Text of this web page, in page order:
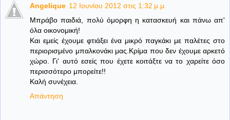
Angelique 12 Ιουνίου 2012 στις 1:32 μ.μ.
Μπράβο παιδιά, πολύ όμορφη η κατασκευή και πάνω απ'
όλα οικονομική!
Και εμείς έχουμε φτιάξει ένα μικρό παγκάκι με παλέτες στο
περιορισμένο μπαλκονάκι μας.Κρίμα που δεν έχουμε αρκετό
χώρο. Γι' αυτό εσείς που έχετε κοιτάξτε να το χαρείτε όσο
περισσότερο μπορείτε!!
Καλή συνέχεια.
Απάντηση